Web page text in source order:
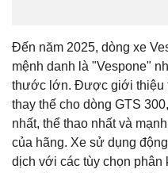
Đến năm 2025, dòng xe
mệnh danh là "Vespone"
thước lớn. Được giới thiệu
thay thế cho dòng GTS
nhất, thể thao nhất và
của hãng. Xe sử dụng
dịch với các tùy chọn phân